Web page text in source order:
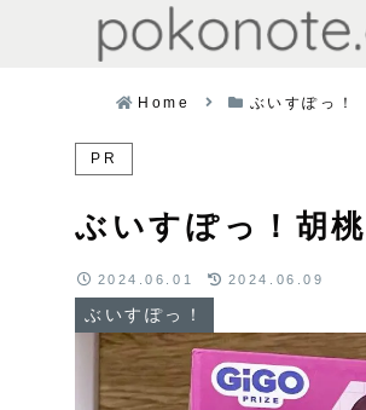
Home ぶいすぽっ！
PR
ぶいすぽっ！胡
ぶいすぽっ！
2024.06.01 2024.06.09